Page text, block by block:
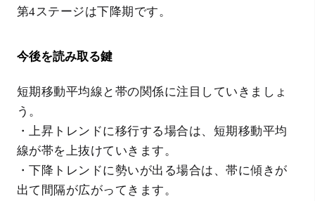
第4ステージは下降期です。
今後を読み取る鍵
短期移動平均線と帯の関係に注目していきましょ
う。
・上昇トレンドに移行する場合は、短期移動平均
線が帯を上抜けていきます。
・下降トレンドに勢いが出る場合は、帯に傾きが
出て間隔が広がってきます。